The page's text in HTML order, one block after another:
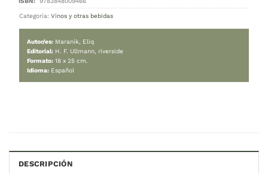
INICIO / VINOS Y OTRAS BEBIDAS
Batidos en bol
$36.000
Cambiar moneda: ARS
DESCRIPCIÓN